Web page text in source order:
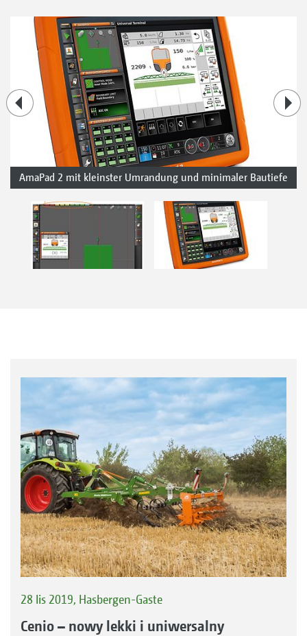
AmaPad 2 mit kleinster Umrandung und minimaler Bautiefe
28 lis 2019, Hasbergen-Gaste
Cenio – nowy lekki i uniwersalny